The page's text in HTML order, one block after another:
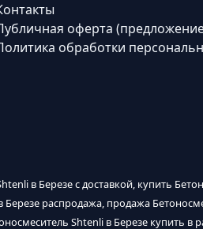
оферта
обработки
в Березе с доставкой, купить
распродажа, продажа
Shtenli в Березе купить в